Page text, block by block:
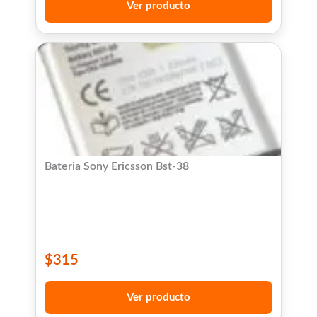
Ver producto
Bateria Sony Ericsson Bst-38
$315
Ver producto